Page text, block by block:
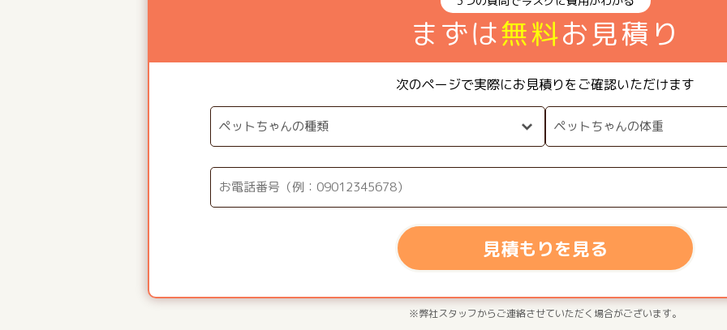
まずは無料お見積り
次のページで実際にお見積りをご確認いただけます
見積もりを見る
※弊社スタッフからご連絡させていただく場合がございます。